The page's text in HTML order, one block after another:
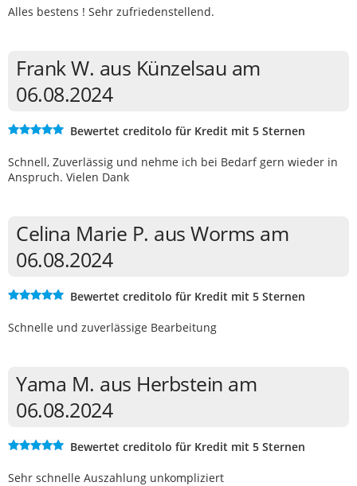
Alles bestens ! Sehr zufriedenstellend.
Frank W. aus Künzelsau am
06.08.2024
Bewertet creditolo für Kredit mit 5 Sternen
Schnell, Zuverlässig und nehme ich bei Bedarf gern wieder in
Anspruch. Vielen Dank
Celina Marie P. aus Worms am
06.08.2024
Bewertet creditolo für Kredit mit 5 Sternen
Schnelle und zuverlässige Bearbeitung
Yama M. aus Herbstein am
06.08.2024
Bewertet creditolo für Kredit mit 5 Sternen
Sehr schnelle Auszahlung unkompliziert